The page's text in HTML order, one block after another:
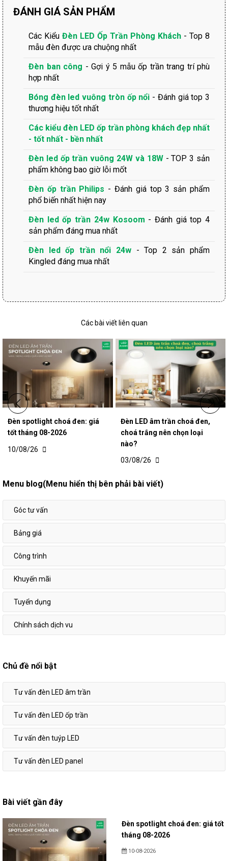
ĐÁNH GIÁ SẢN PHẨM
Các Kiểu Đèn LED Ốp Trần Phòng Khách - Top 8
mẫu đèn được ưa chuộng nhất
Đèn ban công - Gợi ý 5 mẫu ốp trần trang trí phù
hợp nhất
Bóng đèn led vuông tròn ốp nổi - Đánh giá top 3
thương hiệu tốt nhất
Các kiểu đèn LED ốp trần phòng khách đẹp nhất
- tốt nhất - bền nhất
Đèn led ốp trần vuông 24W và 18W- TOP 3 sản
phẩm không bao giờ lỗi mốt
Đèn ốp trần Philips - Đánh giá top 3 sản phẩm
phổ biến nhất hiện nay
Đèn led ốp trần 24w Kosoom - Đánh giá top 4
sản phẩm đáng mua nhất
Đèn led ốp trần nổi 24w - Top 2 sản phẩm
Kingled đáng mua nhất
Các bài viết liên quan
Đèn spotlight choá đen: giá
tốt tháng 08-2026
10/08/26
Đèn LED âm trần choá đen,
choá trắng nên chọn loại
nào?
03/08/26
Menu blog(Menu hiển thị bên phải bài viết)
Góc tư vấn
Bảng giá
Công trình
Khuyến mãi
Tuyển dụng
Chính sách dịch vu
Chủ đề nổi bật
Tư vấn đèn LED âm trần
Tư vấn đèn LED ốp trần
Tư vấn đèn tuýp LED
Tư vấn đèn LED panel
Bài viết gần đây
Đèn spotlight choá đen: giá tốt
tháng 08-2026
10-08-2026